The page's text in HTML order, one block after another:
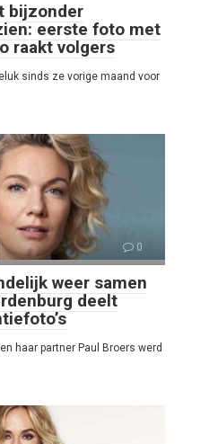
bijzonder
eerste foto met
raakt volgers
sinds ze vorige maand voor
0
weer samen
deelt
haar partner Paul Broers werd